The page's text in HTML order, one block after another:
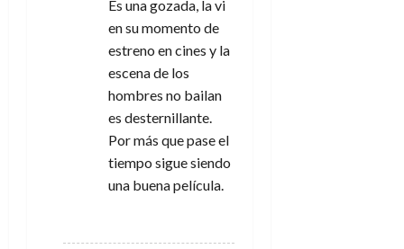
Es una gozada, la vi
en su momento de
estreno en cines y la
escena de los
hombres no bailan
es desternillante.
Por más que pase el
tiempo sigue siendo
una buena película.